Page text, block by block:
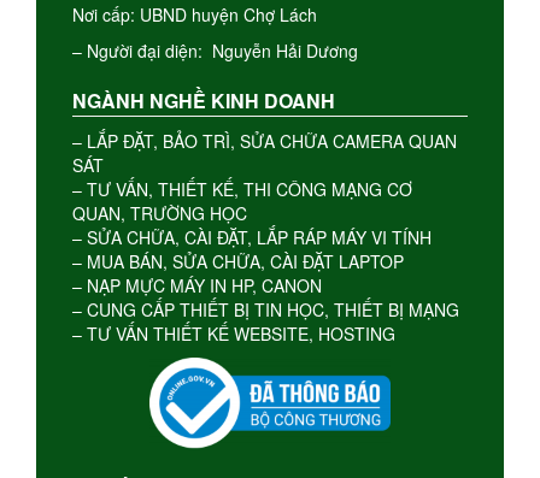
Nơi cấp: UBND huyện Chợ Lách
– Người đại diện: Nguyễn Hải Dương
NGÀNH NGHỀ KINH DOANH
– LẮP ĐẶT, BẢO TRÌ, SỬA CHỮA CAMERA QUAN
SÁT
– TƯ VẤN, THIẾT KẾ, THI CÔNG MẠNG CƠ
QUAN, TRƯỜNG HỌC
– SỬA CHỮA, CÀI ĐẶT, LẮP RÁP MÁY VI TÍNH
– MUA BÁN, SỬA CHỮA, CÀI ĐẶT LAPTOP
– NẠP MỰC MÁY IN HP, CANON
– CUNG CẤP THIẾT BỊ TIN HỌC, THIẾT BỊ MẠNG
– TƯ VẤN THIẾT KẾ WEBSITE, HOSTING